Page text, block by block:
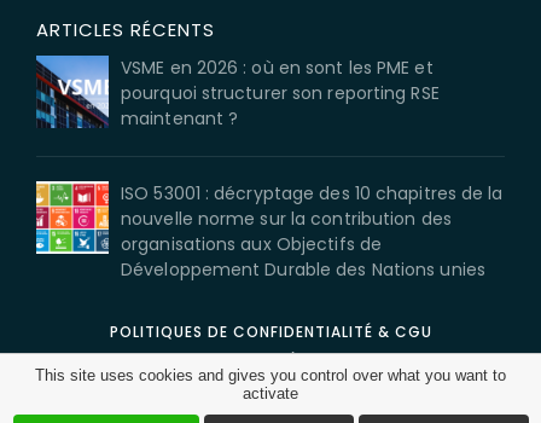
ARTICLES RÉCENTS
VSME en 2026 : où en sont les PME et
pourquoi structurer son reporting RSE
maintenant ?
ISO 53001 : décryptage des 10 chapitres de la
nouvelle norme sur la contribution des
organisations aux Objectifs de
Développement Durable des Nations unies
POLITIQUES DE CONFIDENTIALITÉ & CGU
MENTIONS LÉGALES
CGV
This site uses cookies and gives you control over what you want to
activate